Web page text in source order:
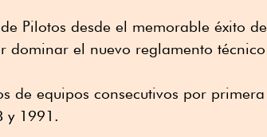
Pilotos desde el memorable éxito de
dominar el nuevo reglamento técnico
de equipos consecutivos por primera
y 1991.